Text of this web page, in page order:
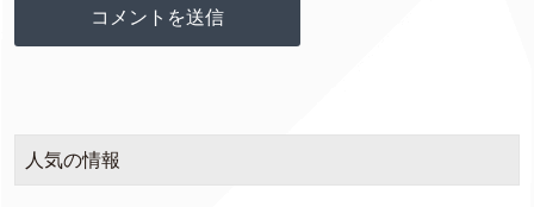
人気の情報